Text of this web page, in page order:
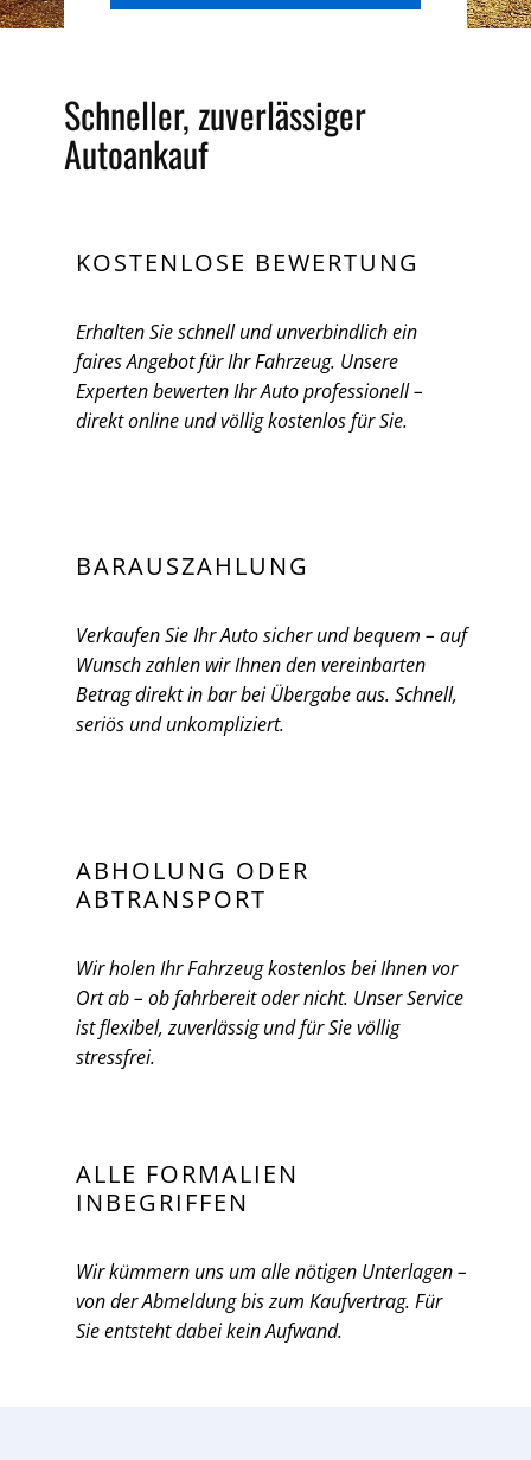
Schneller, zuverlässiger
Autoankauf
KOSTENLOSE BEWERTUNG
Erhalten Sie schnell und unverbindlich ein
faires Angebot für Ihr Fahrzeug. Unsere
Experten bewerten Ihr Auto professionell –
direkt online und völlig kostenlos für Sie.
BARAUSZAHLUNG
Verkaufen Sie Ihr Auto sicher und bequem – auf
Wunsch zahlen wir Ihnen den vereinbarten
Betrag direkt in bar bei Übergabe aus. Schnell,
seriös und unkompliziert.
ABHOLUNG ODER
ABTRANSPORT
Wir holen Ihr Fahrzeug kostenlos bei Ihnen vor
Ort ab – ob fahrbereit oder nicht. Unser Service
ist flexibel, zuverlässig und für Sie völlig
stressfrei.
ALLE FORMALIEN
INBEGRIFFEN
Wir kümmern uns um alle nötigen Unterlagen –
von der Abmeldung bis zum Kaufvertrag. Für
Sie entsteht dabei kein Aufwand.